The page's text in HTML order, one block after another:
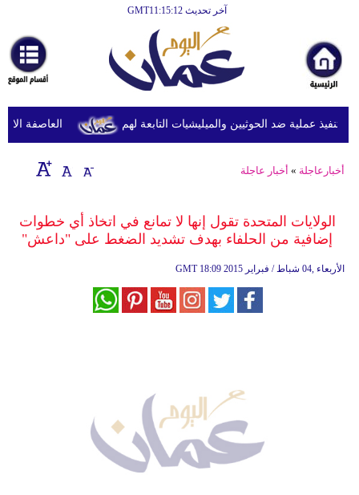
آخر تحديث GMT11:15:12
أخبارعاجلة
رياضة
ثقافة
إقتصاد
وموسيقى
أزياء
العاصفة عملية ضد الحوثيين والميليشيات التابعة لهم
أخبارعاجلة » أخبار عاجلة
الولايات المتحدة تقول إنها لا تمانع في اتخاذ أي خطوات
إضافية من الحلفاء بهدف تشديد الضغط على "داعش"
GMT 18:09 2015 الأربعاء ,04 شباط / فبراير